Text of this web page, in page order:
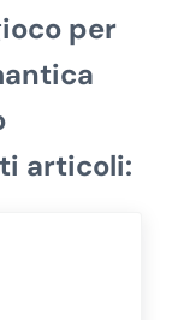
per
articoli: